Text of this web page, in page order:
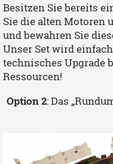
Besitzen Sie bereits
Sie die alten Motoren
und bewahren Sie
Unser Set wird
technisches Upgrade
Ressourcen!
Option 2: Das